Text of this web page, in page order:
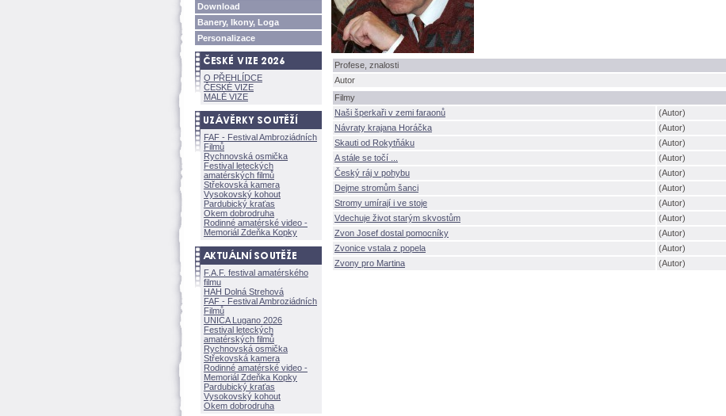
Download
Banery, Ikony, Loga
Personalizace
O PŘEHLÍDCE
ČESKÉ VIZE
MALÉ VIZE
FAF - Festival Ambroziádních
Filmů
Rychnovská osmička
Festival leteckých
amatérských filmů
Střekovská kamera
Vysokovský kohout
Pardubický kraťas
Okem dobrodruha
Rodinné amatérské video -
Memoriál Zdeňka Kopky
F.A.F. festival amatérského
filmu
HAH Dolná Strehov
FAF - Festival Ambroziádních
Filmů
UNICA Lugano 2026
Festival leteckých
amatérských filmů
Rychnovská osmička
Střekovská kamera
Rodinné amatérské video -
Memoriál Zdeňka Kopky
Pardubický kraťas
Vysokovský kohout
Okem dobrodruha
Profese, znalosti
Autor
Filmy
Naši šperkaři v zemi faraonů
(Autor)
Návraty krajana Horáčka
(Autor)
Skauti od Rokytňáku
(Autor)
A stále se točí ...
(Autor)
Český ráj v pohybu
(Autor)
Dejme stromům šanci
(Autor)
Stromy umírají i ve stoje
(Autor)
Vdechuje život starým skvostům
(Autor)
Zvon Josef dostal pomocníky
(Autor)
Zvonice vstala z popela
(Autor)
Zvony pro Martina
(Autor)